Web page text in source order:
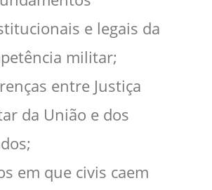
e legais da
militar;
entre Justiça
da União e dos
em que civis caem